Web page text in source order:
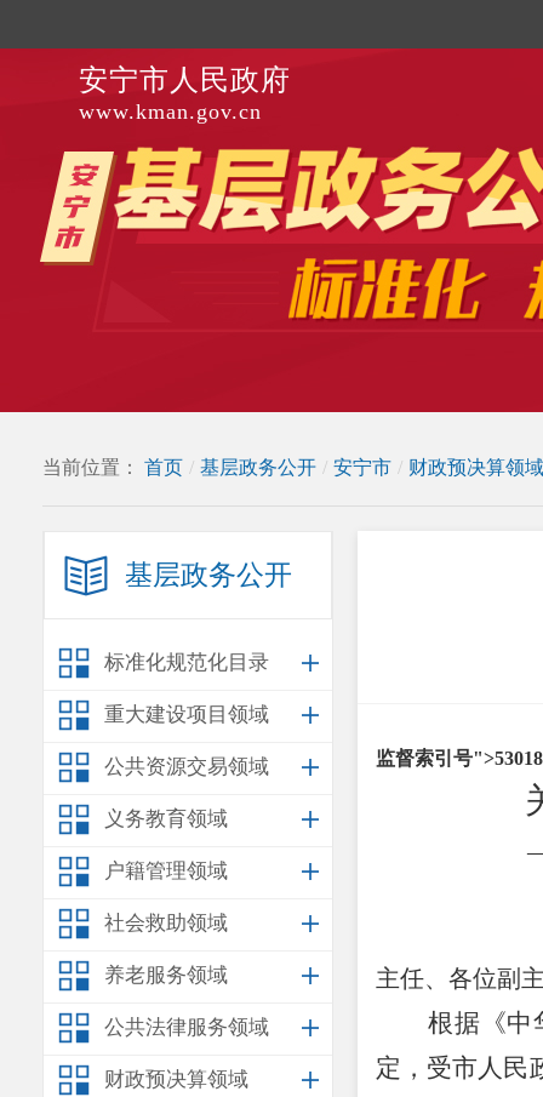
安宁市人民政府
www.kman.gov.cn
当前位置： 首页 / 基层政务公开 / 安宁市 / 财政预决算领域
基层政务公开
标准化规范化目录
重大建设项目领域
公共资源交易领域
义务教育领域
户籍管理领域
社会救助领域
养老服务领域
公共法律服务领域
财政预决算领域
监督索引号">
主任、各位副
根据《中
定，受市人民